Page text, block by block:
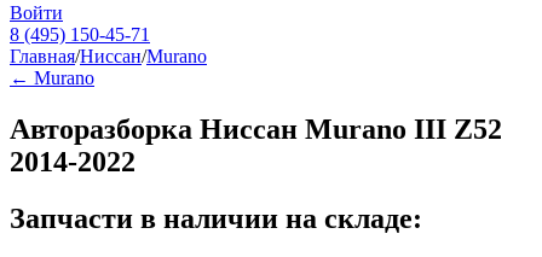
Войти
8 (495) 150-45-71
Главная/Ниссан/Murano
← Murano
Авторазборка Ниссан Murano III Z52
2014-2022
Запчасти в наличии на складе: